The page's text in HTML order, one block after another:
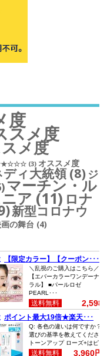
度
スメ度
メ度
★★☆☆☆ (3) オススメ度
ィ大統領(8) ジ
マーチン・ル
ア (11) ロナ
新型コロナウ
の舞台 (4)